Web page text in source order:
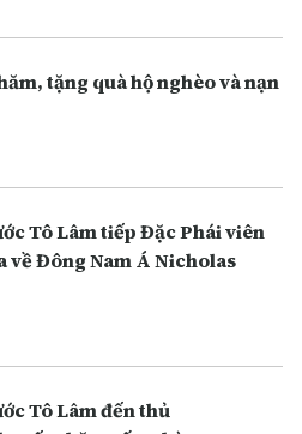
tặng quà hộ nghèo và nạn
Tô Lâm tiếp Đặc Phái viên
Đông Nam Á Nicholas
Tô Lâm đến thủ